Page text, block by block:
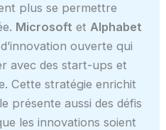
plus se permettre
Microsoft etAlphabet
ouverte qui
avec des start-ups et
Cette stratégie enrichit
présente aussi des défis
les innovations soient